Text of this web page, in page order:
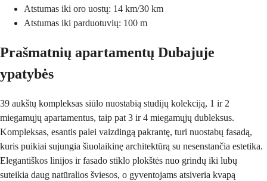
Atstumas iki oro uostų: 14 km/30 km
Atstumas iki parduotuvių: 100 m
Prašmatnių apartamentų Dubajuje
ypatybės
39 aukštų kompleksas siūlo nuostabią studijų kolekciją, 1 ir 2
miegamųjų apartamentus, taip pat 3 ir 4 miegamųjų dubleksus.
Kompleksas, esantis palei vaizdingą pakrantę, turi nuostabų fasadą,
kuris puikiai sujungia šiuolaikinę architektūrą su nesenstančia estetika.
Elegantiškos linijos ir fasado stiklo plokštės nuo grindų iki lubų
suteikia daug natūralios šviesos, o gyventojams atsiveria kvapą